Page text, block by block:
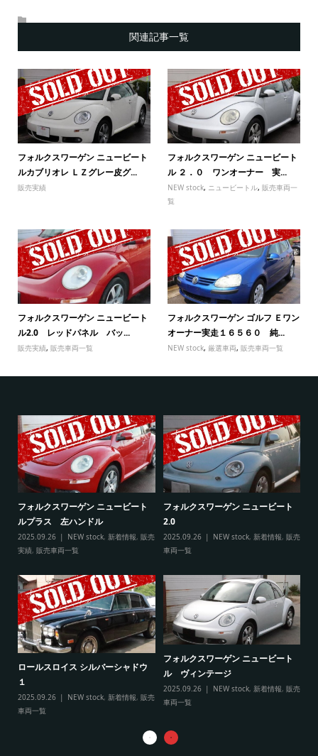
関連記事一覧
フォルクスワーゲン ニュービート
ルカブリオレ ＬＺグレー皮グ...
販売実績
フォルクスワーゲン ニュービート
ル ２．０ ワンオーナー 実...
NEW stock, ニュービートル,販売車両一
覧
フォルクスワーゲン ニュービート
ル2.0 レッドパネル バッ...
販売実績, 販売車両一覧
フォルクスワーゲン ゴルフ Ｅワン
オーナー実走１６５６０ 純...
NEW stock, 厳選車両,販売車両一覧
フォルクスワーゲン ニュービート
ルプラス 左ハンドル
2025.09.26 NEW stock, 新着情報, 販売
実績, 販売車両一覧
フォルクスワーゲン ニュービート
2.0
2025.09.26 NEW stock, 新着情報, 販売
車両一覧
ロールスロイス シルバーシャドウ
１
2025.09.26 NEW stock, 新着情報, 販売
車両一覧
フォルクスワーゲン ニュービート
ル ヴィンテージ
2025.09.26 NEW stock, 新着情報, 販売
車両一覧